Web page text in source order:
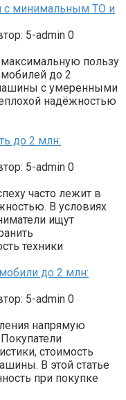
с минимальным ТО и
5-admin 0
пользу
до 2
с умеренными
надёжностью
до 2 млн:
5-admin 0
часто лежит в
В условиях
ищут
техники
до 2 млн:
5-admin 0
напрямую
стоимость
В этой статье
при покупке